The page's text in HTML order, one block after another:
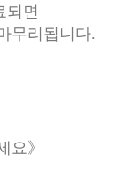
되면
무리됩니다.
요》